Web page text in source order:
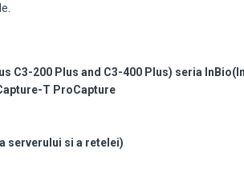
C3-200 Plus and C3-400 Plus) seria
T ProCapture
serverului si a retelei)